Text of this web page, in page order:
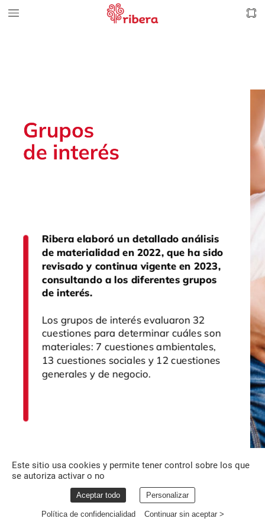
Grupos
de interés
Ribera elaboró un detallado análisis
de materialidad en 2022, que ha sido
revisado y continua vigente en 2023,
consultando a los diferentes grupos
de interés.
Los grupos de interés evaluaron 32
cuestiones para determinar cuáles son
materiales: 7 cuestiones ambientales,
13 cuestiones sociales y 12 cuestiones
generales y de negocio.
Este sitio usa cookies y permite tener control sobre los que
se autoriza activar o no
Aceptar todo Personalizar
Política de confidencialidad Continuar sin aceptar >